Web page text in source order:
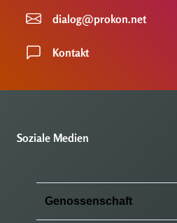
dialog@prokon.net
Kontakt
Soziale Medien
Genossenschaft